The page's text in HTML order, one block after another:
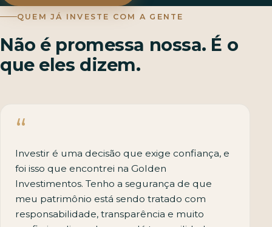
QUEM JÁ INVESTE COM A GENTE
Não é promessa nossa. É o
que eles dizem.
Investir é uma decisão que exige confiança, e
foi isso que encontrei na Golden
Investimentos. Tenho a segurança de que
meu patrimônio está sendo tratado com
responsabilidade, transparência e muito